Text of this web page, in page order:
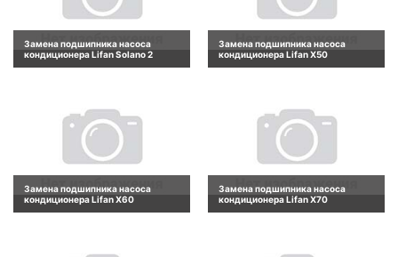
Замена подшипника насоса
кондиционера Lifan Solano 2
Замена подшипника насоса
кондиционера Lifan X50
Замена подшипника насоса
кондиционера Lifan X60
Замена подшипника насоса
кондиционера Lifan X70